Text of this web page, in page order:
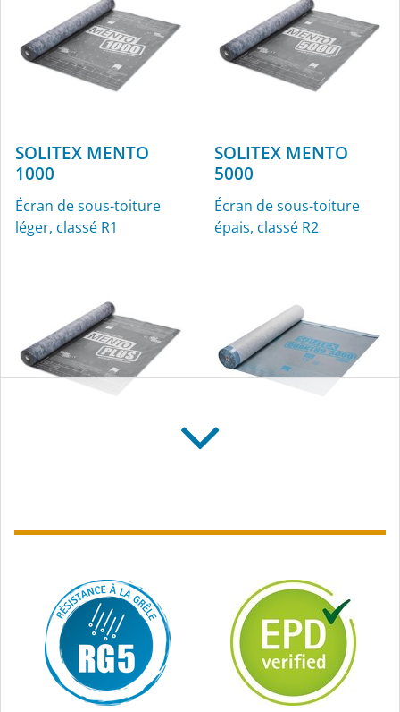
ROFLEX
Manchettes pour
conduits pour l’intérieur
et l’extérieur
ROFLEX exto
Manchette pour conduit
d‘aération
SOLITEX MENTO
1000
Écran de sous-toiture
léger, classé R1
SOLITEX MENTO
5000
Écran de sous-toiture
épais, classé R2
avec armature, classé R3
avec zones autocollantes